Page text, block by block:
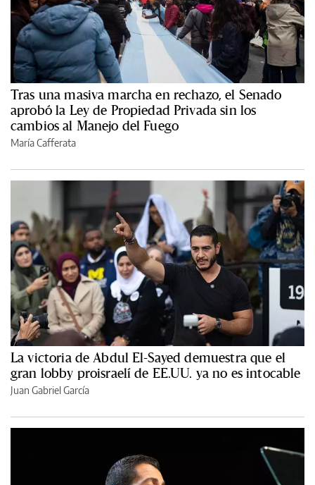
Tras una masiva marcha en rechazo, el Senado
aprobó la Ley de Propiedad Privada sin los
cambios al Manejo del Fuego
María Cafferata
La victoria de Abdul El-Sayed demuestra que el
gran lobby proisraelí de EE.UU. ya no es intocable
Juan Gabriel García